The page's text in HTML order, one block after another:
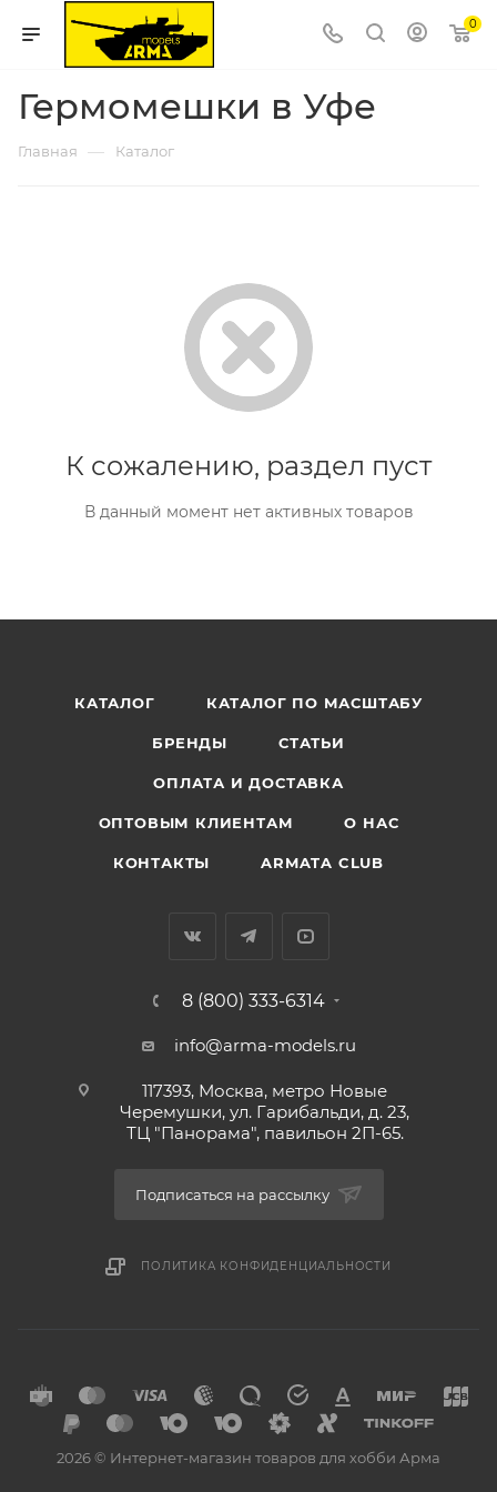
0
Гермомешки в Уфе
Главная — Каталог
К сожалению, раздел пуст
В данный момент нет активных товаров
КАТАЛОГ КАТАЛОГ ПО МАСШТАБУ
БРЕНДЫ СТАТЬИ
ОПЛАТА И ДОСТАВКА
ОПТОВЫМ КЛИЕНТАМ О НАС
КОНТАКТЫ ARMATA CLUB
8 (800) 333-6314
info@arma-models.ru
117393, Москва, метро Новые
Черемушки, ул. Гарибальди, д. 23,
ТЦ "Панорама", павильон 2П-65.
Подписаться на рассылку
ПОЛИТИКА КОНФИДЕНЦИАЛЬНОСТИ
2026 © Интернет-магазин товаров для хобби Арма